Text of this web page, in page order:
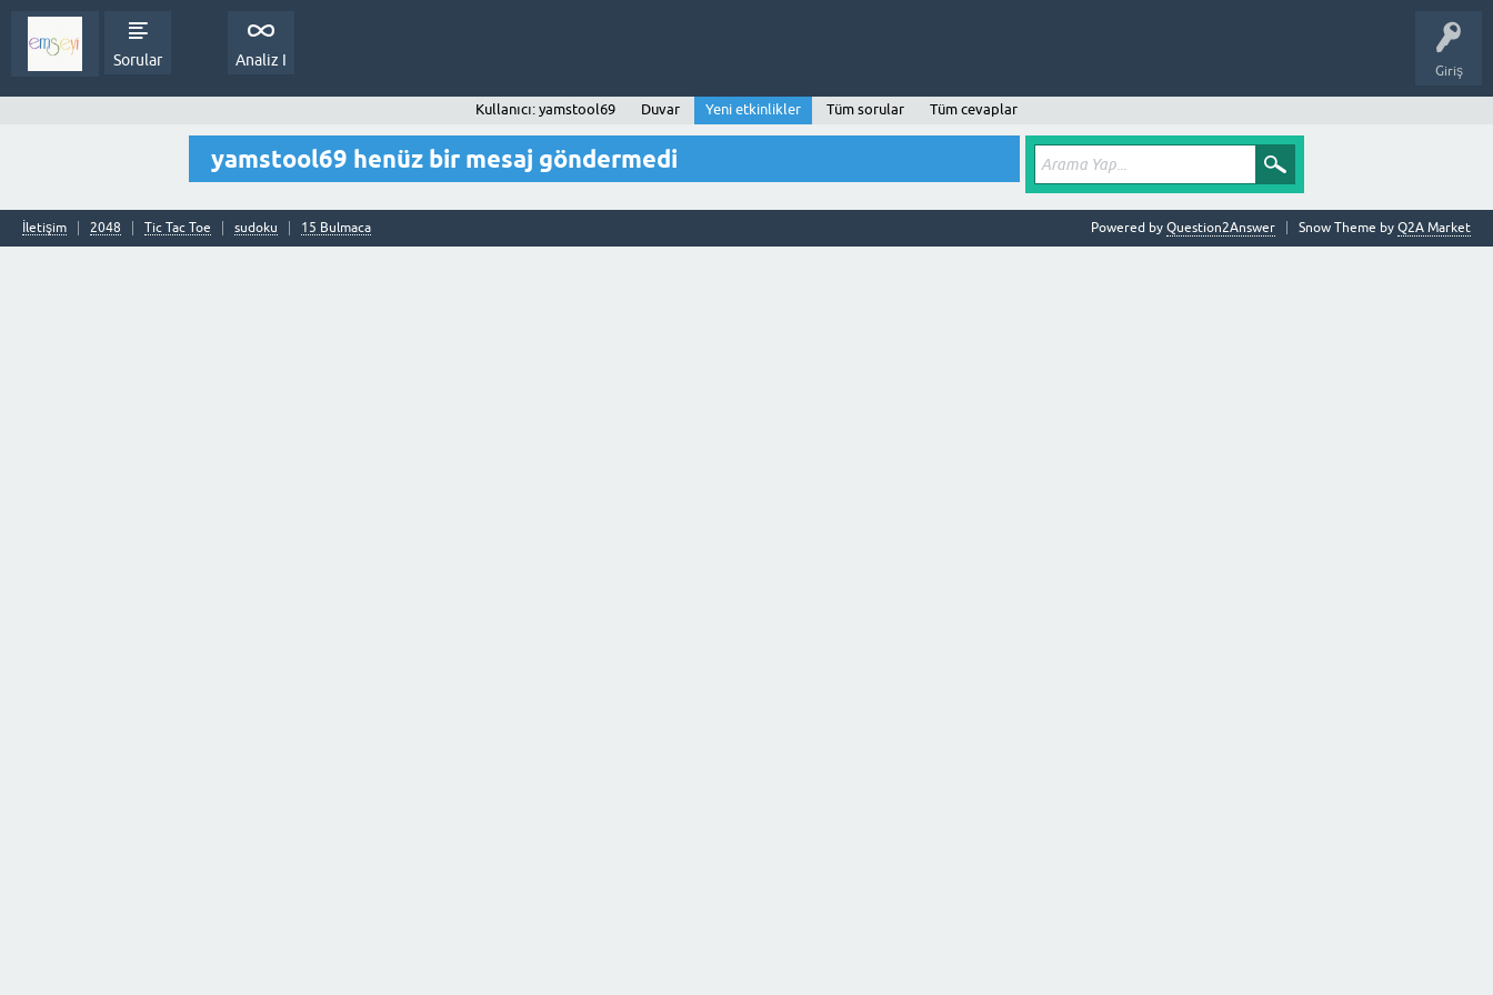
Giriş
Sorular Analiz I
Kullanıcı: yamstool69 Duvar Yeni etkinlikler Tüm sorular Tüm cevaplar
yamstool69 henüz bir mesaj göndermedi
İletişim 2048 Tic Tac Toe sudoku 15 Bulmaca Snow Theme by Q2A Market
Powered by Question2Answer